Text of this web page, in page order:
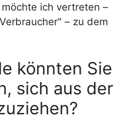
ich vertreten –
– zu dem
könnten Sie
sich aus der